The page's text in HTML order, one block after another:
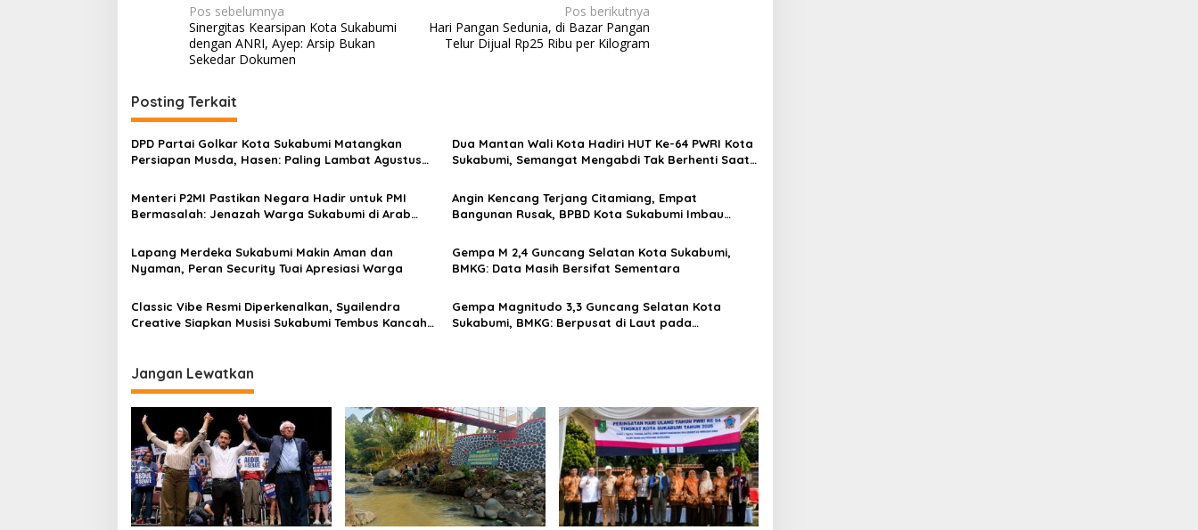
N
a
v
i
g
a
s
i
p
s
Pos sebelumnya
Sinergitas Kearsipan Kota Sukabumi
dengan ANRI, Ayep: Arsip Bukan
Sekedar Dokumen
Pos berikutnya
Hari Pangan Sedunia, di Bazar Pangan
Telur Dijual Rp25 Ribu per Kilogram
Posting Terkait
DPD Partai Golkar Kota Sukabumi Matangkan
Persiapan Musda, Hasen: Paling Lambat Agustus
Dua Mantan Wali Kota Hadiri HUT Ke-64 PWRI Kota
Sukabumi, Semangat Mengabdi Tak Berhenti Saat
Menteri P2MI Pastikan Negara Hadir untuk PMI
Bermasalah: Jenazah Warga Sukabumi di Arab
Angin Kencang Terjang Citamiang, Empat
Bangunan Rusak, BPBD Kota Sukabumi Imbau
Lapang Merdeka Sukabumi Makin Aman dan
Nyaman, Peran Security Tuai Apresiasi Warga
Gempa M 2,4 Guncang Selatan Kota Sukabumi,
BMKG: Data Masih Bersifat Sementara
Classic Vibe Resmi Diperkenalkan, Syailendra
Creative Siapkan Musisi Sukabumi Tembus Kancah
Gempa Magnitudo 3,3 Guncang Selatan Kota
Sukabumi, BMKG: Berpusat di Laut pada
Jangan Lewatkan